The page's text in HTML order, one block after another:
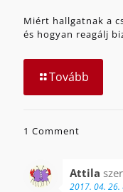
Miért hallgatnak a
és hogyan reagálj
Tovább
1 Comment
Attila
2017. 04. 26.